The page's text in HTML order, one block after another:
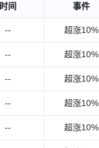
时间 事件
-- 超涨10%
-- 超涨10%
-- 超涨10%
-- 超涨10%
-- 超涨10%